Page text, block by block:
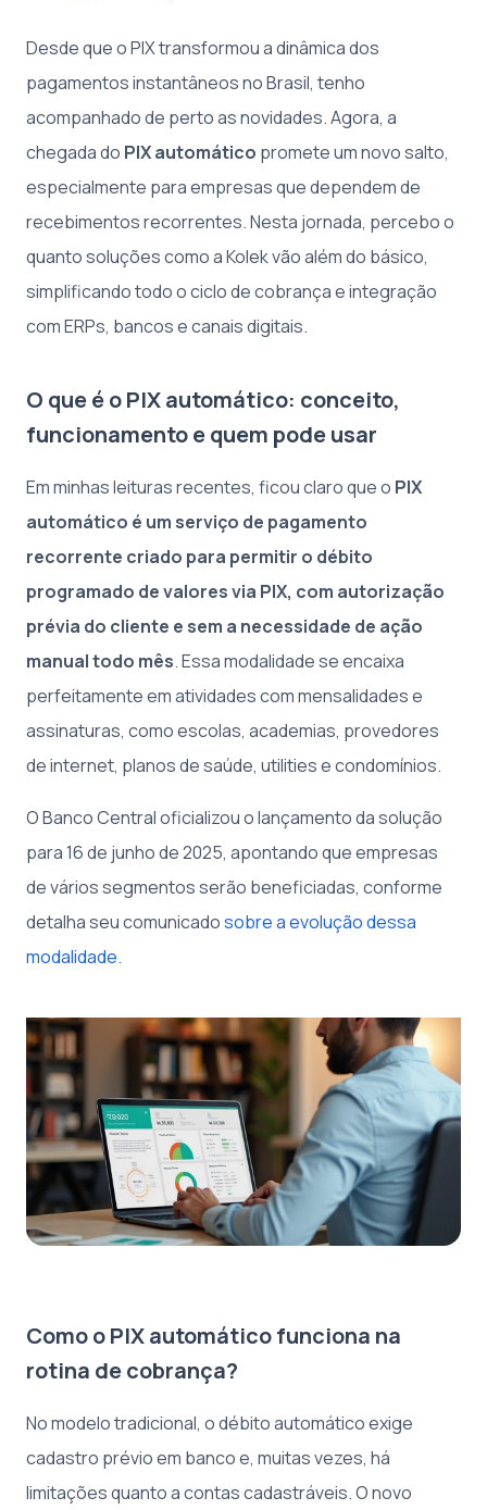
Desde que o PIX transformou a dinâmica dos
pagamentos instantâneos no Brasil, tenho
acompanhado de perto as novidades. Agora, a
chegada do PIX automático promete um novo salto,
especialmente para empresas que dependem de
recebimentos recorrentes. Nesta jornada, percebo o
quanto soluções como a Kolek vão além do básico,
simplificando todo o ciclo de cobrança e integração
com ERPs, bancos e canais digitais.
O que é o PIX automático: conceito,
funcionamento e quem pode usar
Em minhas leituras recentes, ficou claro que o PIX
automático é um serviço de pagamento
recorrente criado para permitir o débito
programado de valores via PIX, com autorização
prévia do cliente e sem a necessidade de ação
manual todo mês. Essa modalidade se encaixa
perfeitamente em atividades com mensalidades e
assinaturas, como escolas, academias, provedores
de internet, planos de saúde, utilities e condomínios.
O Banco Central oficializou o lançamento da solução
para 16 de junho de 2025, apontando que empresas
de vários segmentos serão beneficiadas, conforme
detalha seu comunicadosobre a evolução dessa
modalidade.
Como o PIX automático funciona na
rotina de cobrança?
No modelo tradicional, o débito automático exige
cadastro prévio em banco e, muitas vezes, há
limitações quanto a contas cadastráveis. O novo